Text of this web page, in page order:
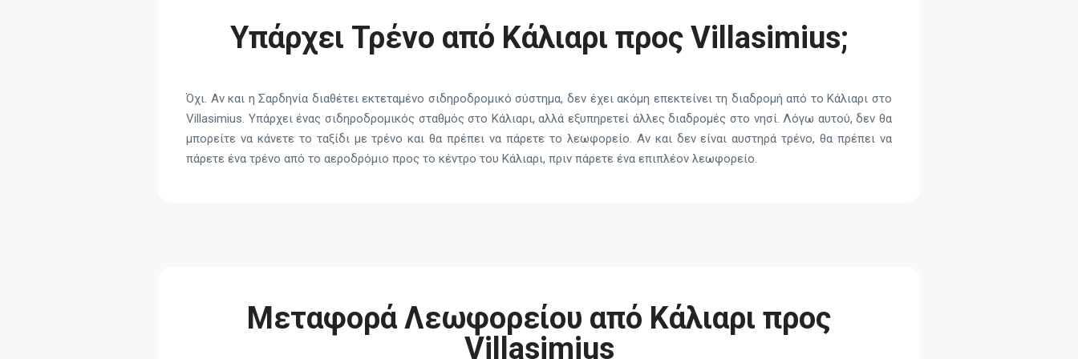
Υπάρχει Τρένο από Κάλιαρι προς Villasimius;
Όχι. Αν και η Σαρδηνία διαθέτει εκτεταμένο σιδηροδρομικό σύστημα, δεν έχει ακόμη επεκτείνει τη διαδρομή από το Κάλιαρι στο
Villasimius. Υπάρχει ένας σιδηροδρομικός σταθμός στο Κάλιαρι, αλλά εξυπηρετεί άλλες διαδρομές στο νησί. Λόγω αυτού, δεν θα
μπορείτε να κάνετε το ταξίδι με τρένο και θα πρέπει να πάρετε το λεωφορείο. Αν και δεν είναι αυστηρά τρένο, θα πρέπει να
πάρετε ένα τρένο από το αεροδρόμιο προς το κέντρο του Κάλιαρι, πριν πάρετε ένα επιπλέον λεωφορείο.
Μεταφορά Λεωφορείου από Κάλιαρι προς
Villasimius